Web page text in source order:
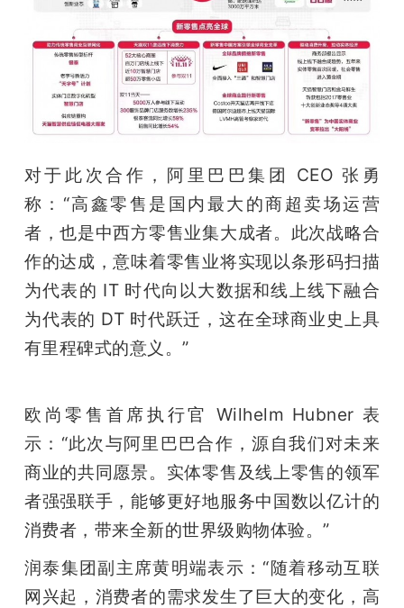
对于此次合作，阿里巴巴集团 CEO 张勇
称：“高鑫零售是国内最大的商超卖场运营
者，也是中西方零售业集大成者。此次战略合
作的达成，意味着零售业将实现以条形码扫描
为代表的 IT 时代向以大数据和线上线下融合
为代表的 DT 时代跃迁，这在全球商业史上具
有里程碑式的意义。”
欧尚零售首席执行官 Wilhelm Hubner 表
示：“此次与阿里巴巴合作，源自我们对未来
商业的共同愿景。实体零售及线上零售的领军
者强强联手，能够更好地服务中国数以亿计的
消费者，带来全新的世界级购物体验。”
润泰集团副主席黄明端表示：“随着移动互联
网兴起，消费者的需求发生了巨大的变化，高